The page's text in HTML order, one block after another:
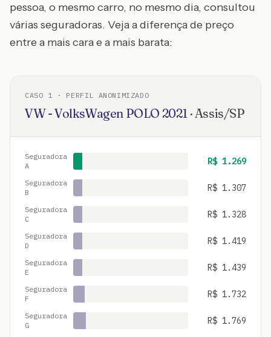
pessoa, o mesmo carro, no mesmo dia, consultou
várias seguradoras. Veja a diferença de preço
entre a mais cara e a mais barata:
CASO 1 · PERFIL ANONIMIZADO
VW - VolksWagen POLO 2021 ·Assis/SP
Seguradora
A
R$ 1.269
Seguradora
B
R$ 1.307
Seguradora
C
R$ 1.328
Seguradora
D
R$ 1.419
Seguradora
E
R$ 1.439
Seguradora
F
R$ 1.732
Seguradora
G
R$ 1.769